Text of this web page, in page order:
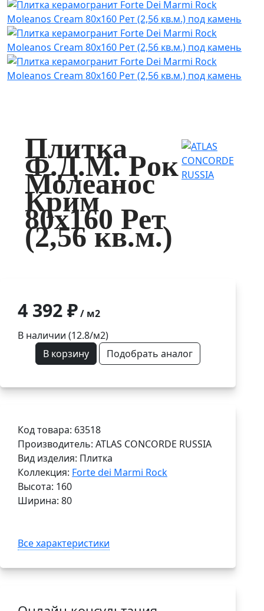
Плитка
Ф.Д.М. Pок
Молеанос
Крим
80x160 Рет
(2,56 кв.м.)
4 392 ₽/ м2
В наличии (12.8/м2)
В корзину
Подобрать аналог
Код товара: 63518
Производитель: ATLAS CONCORDE RUSSIA
Вид изделия: Плитка
Коллекция: Forte dei Marmi Rock
Высота: 160
Ширина: 80
Все характеристики